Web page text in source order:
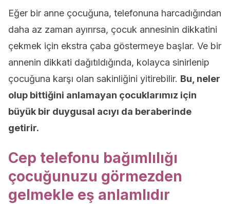
Eğer bir anne çocuğuna, telefonuna harcadığından
daha az zaman ayırırsa, çocuk annesinin dikkatini
çekmek için ekstra çaba göstermeye başlar. Ve bir
annenin dikkati dağıtıldığında, kolayca sinirlenip
çocuğuna karşı olan sakinliğini yitirebilir. Bu, neler
olup bittiğini anlamayan çocuklarımız için
büyük bir duygusal acıyı da beraberinde
getirir.
Cep telefonu bağımlılığı
çocuğunuzu görmezden
gelmekle eş anlamlıdır